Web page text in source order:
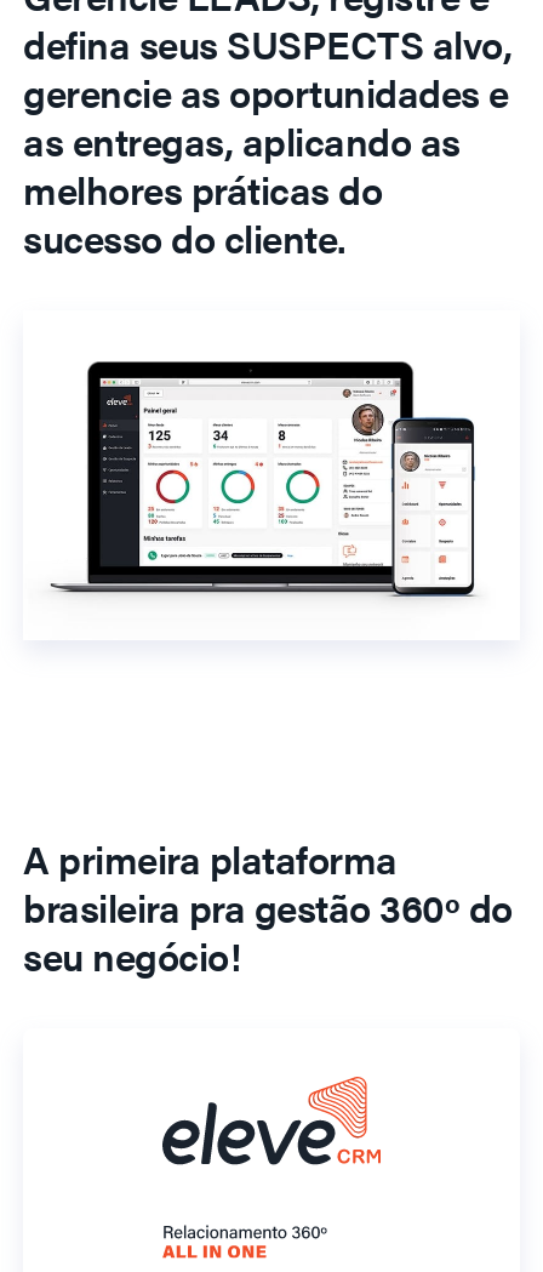
defina seus SUSPECTS alvo,
gerencie as oportunidades e
as entregas, aplicando as
melhores práticas do
sucesso do cliente.
A primeira plataforma
brasileira pra gestão 360º do
seu negócio!